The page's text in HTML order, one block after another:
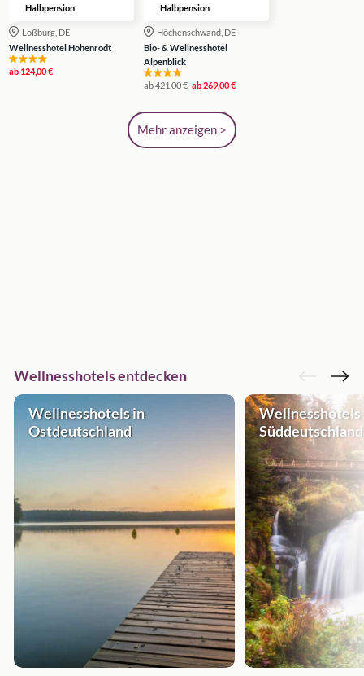
Halbpension
Loßburg, DE
Wellnesshotel Hohenrodt
ab 124,00 €
Halbpension
Höchenschwand, DE
Bio- & Wellnesshotel
Alpenblick
ab421,00 € ab269,00 €
Mehr anzeigen >
Wellnesshotels entdecken
Wellnesshotels in
Ostdeutschland
Wellnesshotels
Süddeutschland